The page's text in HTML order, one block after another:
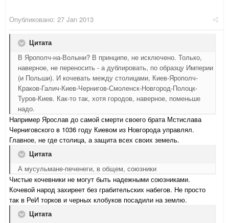
Опубликовано: 27 Jan 2013
Цитата
В Ярополч-на-Волыни? В принципе, не исключено. Только,
наверное, не переносить - а дублировать, по образцу Империи
(и Польши). И кочевать между столицами, Киев-Ярополч-
Краков-Галич-Киев-Чернигов-Смоленск-Новгород-Полоцк-
Туров-Киев. Как-то так, хотя городов, наверное, поменьше
надо.
Например Ярослав до самой смерти своего брата Мстислава
Черниговского в 1036 году Киевом из Новгорода управлял.
Главное, не где столица, а защита всех своих земель.
Цитата
А мусульмане-печенеги, в общем, союзники
Чистые кочевники не могут быть надежными союзниками.
Кочевой народ захиреет без грабительских набегов. Не просто
так в РеИ торков и черных клобуков посадили на землю.
Цитата